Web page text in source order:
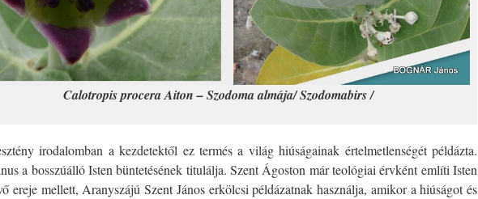
Calotropis procera Aiton – Szodoma almája/ Szodomabirs /
irodalomban a kezdetektől ez termés a világ hiúságainak értelmetlenségét példázta.
a bosszúálló Isten büntetésének titulálja. Szent Ágoston már teológiai érvként említi Isten
ereje mellett, Aranyszájú Szent János erkölcsi példázatnak használja, amikor a hiúságot és